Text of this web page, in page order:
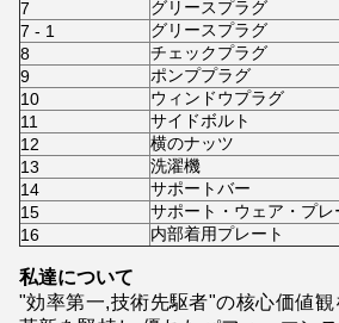
7
グリースプラグ
7 - 1
グリースプラグ
8
チェックプラグ
9
ポンププラグ
10
ウィンドウプラグ
11
サイドボルト
12
横のナッツ
13
洗濯機
14
サポートバー
15
サポート・ウェア・プレ
16
内部着用プレート
私達について
"効率第一,技術先駆者"の核心価値